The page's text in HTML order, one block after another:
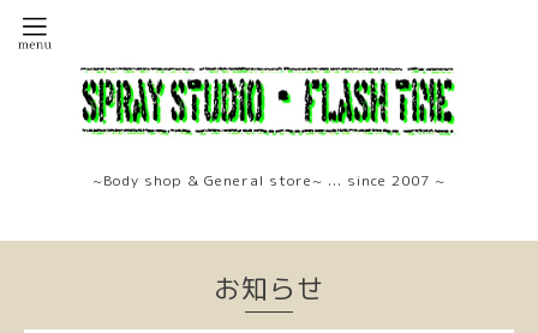
~Body shop & General store~ ... since 2007 ~
お知らせ